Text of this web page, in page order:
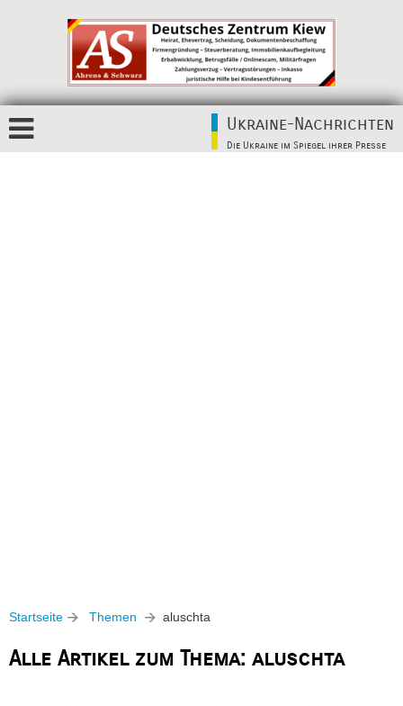
Ukraine-Nachrichten
Die Ukraine im Spiegel ihrer Presse
Startseite Themen aluschta
Alle Artikel zum Thema: aluschta